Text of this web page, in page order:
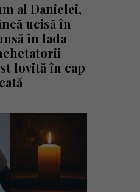
al Danielei,
ucisă în
în lada
lovită în cap